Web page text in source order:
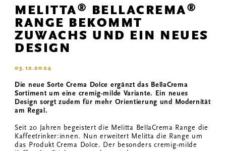
MELITTA® BELLACREMA®
RANGE BEKOMMT
ZUWACHS UND EIN NEUES
DESIGN
03.12.2024
Die neue Sorte Crema Dolce ergänzt das BellaCrema
Sortiment um eine cremig-milde Variante. Ein neues
Design sorgt zudem für mehr Orientierung und Modernität
am Regal.
Seit 20 Jahren begeistert die Melitta BellaCrema Range die
Kaffeetrinker:innen. Nun erweitert Melitta die Range um
das Produkt Crema Dolce. Der besonders cremig-milde